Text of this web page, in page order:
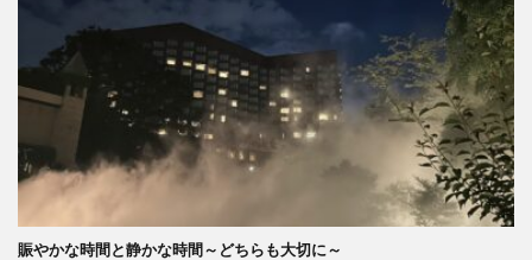
賑やかな時間と静かな時間～どちらも大切に～